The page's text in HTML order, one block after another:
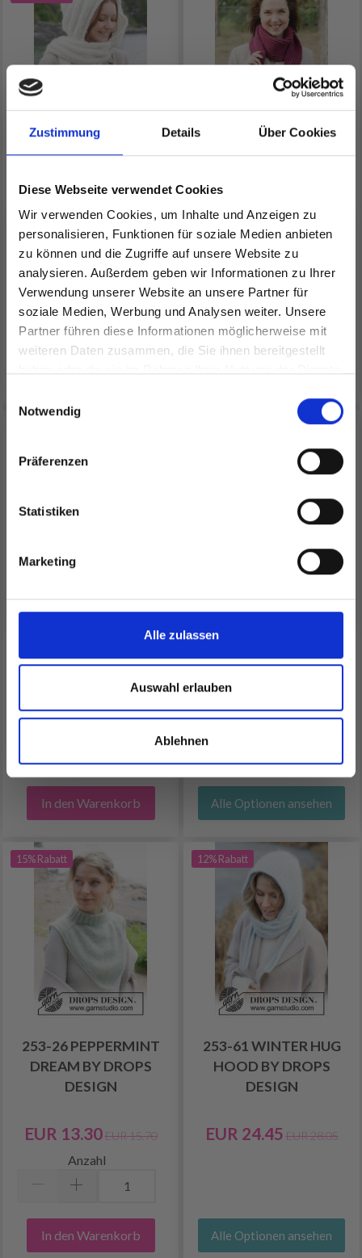
Zustimmung Details Über Cookies
Diese Webseite verwendet Cookies
Wir verwenden Cookies, um Inhalte und Anzeigen zu
personalisieren, Funktionen für soziale Medien anbieten
zu können und die Zugriffe auf unsere Website zu
analysieren. Außerdem geben wir Informationen zu Ihrer
Verwendung unserer Website an unsere Partner für
soziale Medien, Werbung und Analysen weiter. Unsere
Partner führen diese Informationen möglicherweise mit
weiteren Daten zusammen, die Sie ihnen bereitgestellt
Notwendig
Präferenzen
Statistiken
Marketing
Alle zulassen
Auswahl erlauben
Ablehnen
261-6 ROBIN'S BRIDE
DESIGN
EUR 24.65 EUR 28.25
Alle Optionen ansehen
261-26 SCARLET HUSH
DESIGN
EUR 12.80
Anzahl
In den Warenkorb
256-3 WOODLAND
SATCHEL BY DROPS
In den Warenkorb
253-60 SNOWFLAKE
HOOD BY DROPS
Alle Optionen ansehen
15% Rabatt
253-26 PEPPERMINT
DREAM BY DROPS
DESIGN
EUR 13.30 EUR 15.70
Anzahl
In den Warenkorb
12% Rabatt
253-61 WINTER HUG
HOOD BY DROPS
DESIGN
EUR 24.45 EUR 28.05
Alle Optionen ansehen
Spare bis zu 50%
und erhalte exklusiven Zugang zu